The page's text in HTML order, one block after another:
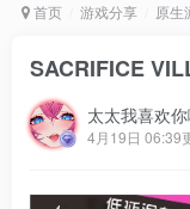
首页 游戏分享 原生
SACRIFICE
太太我喜欢
4月19日 06:39